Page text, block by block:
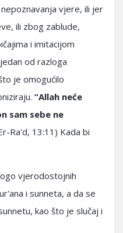
vjere, ili jer
ili zbog zablude,
i imitacijom
od razloga
je omogućilo
“Allah neće
sam sebe ne
Ra'd, 13:11) Kada bi
vjerodostojnih
i sunneta, a da se
kao što je slučaj i